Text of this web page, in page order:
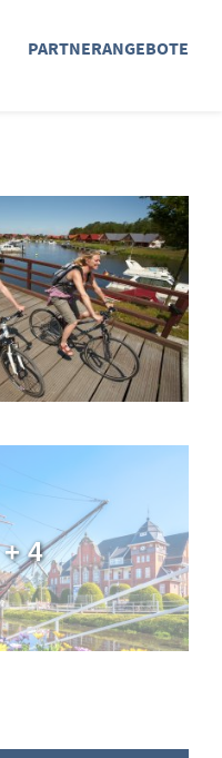
PARTNERANGEBOTE
+ 4